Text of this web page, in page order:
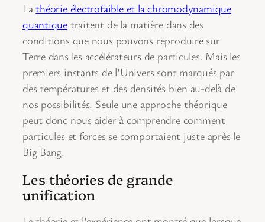
Lathéorie électrofaible et la chromodynamique
quantique traitent de la matière dans des
conditions que nous pouvons reproduire sur
Terre dans les accélérateurs de particules. Mais les
premiers instants de l’Univers sont marqués par
des températures et des densités bien au-delà de
nos possibilités. Seule une approche théorique
peut donc nous aider à comprendre comment
particules et forces se comportaient juste après le
Big Bang.
Les théories de grande
unification